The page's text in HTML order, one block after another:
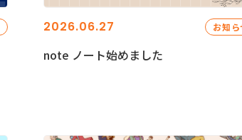
2026.06.27 お知ら
note ノート始めました